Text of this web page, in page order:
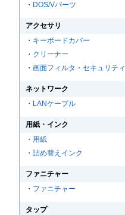
・ DOS/Vパーツ
アクセサリ
・ キーボードカバー
・ クリーナー
・ 画面フィルタ・セキュリティ
ネットワーク
・ LANケーブル
用紙・インク
・ 用紙
・ 詰め替えインク
ファニチャー
・ ファニチャー
タップ